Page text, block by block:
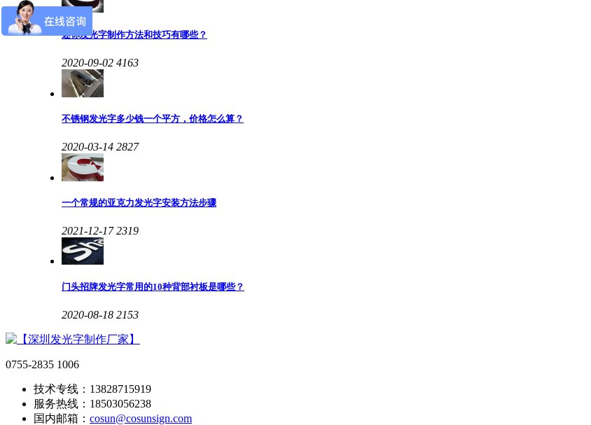
迷你发光字制作方法和技巧有哪些？
2020-09-02 4163
不锈钢发光字多少钱一个平方，价格怎么算？
2020-03-14 2827
一个常规的亚克力发光字安装方法步骤
2021-12-17 2319
门头招牌发光字常用的10种背部衬板是哪些？
2020-08-18 2153
0755-2835 1006
技术专线：13828715919
服务热线：18503056238
国内邮箱： cosun@cosunsign.com